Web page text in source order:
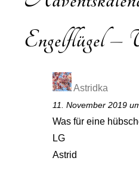
Engelflügel –
Astridka
11. November 2019
Was für eine
LG
Astrid